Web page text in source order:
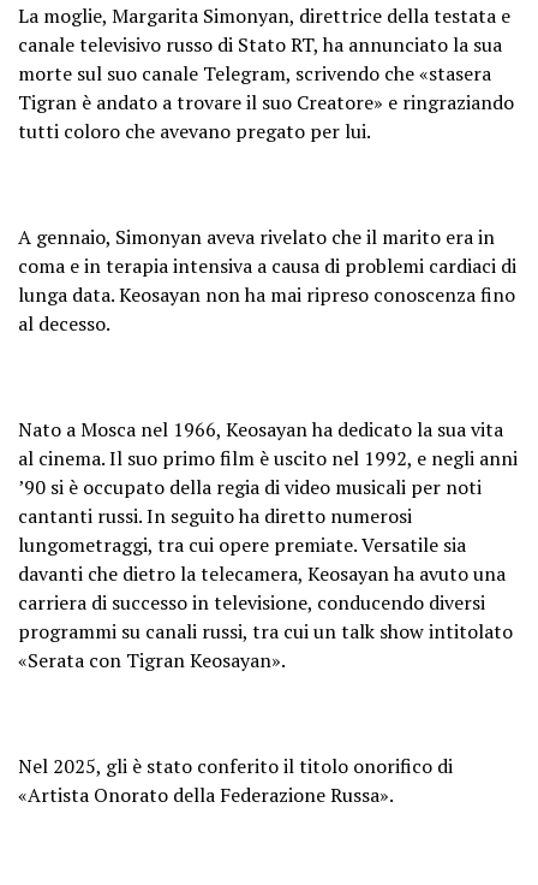
La moglie, Margarita Simonyan, direttrice della testata e
canale televisivo russo di Stato RT, ha annunciato la sua
morte sul suo canale Telegram, scrivendo che «stasera
Tigran è andato a trovare il suo Creatore» e ringraziando
tutti coloro che avevano pregato per lui.
A gennaio, Simonyan aveva rivelato che il marito era in
coma e in terapia intensiva a causa di problemi cardiaci di
lunga data. Keosayan non ha mai ripreso conoscenza fino
al decesso.
Nato a Mosca nel 1966, Keosayan ha dedicato la sua vita
al cinema. Il suo primo film è uscito nel 1992, e negli anni
’90 si è occupato della regia di video musicali per noti
cantanti russi. In seguito ha diretto numerosi
lungometraggi, tra cui opere premiate. Versatile sia
davanti che dietro la telecamera, Keosayan ha avuto una
carriera di successo in televisione, conducendo diversi
programmi su canali russi, tra cui un talk show intitolato
«Serata con Tigran Keosayan».
Nel 2025, gli è stato conferito il titolo onorifico di
«Artista Onorato della Federazione Russa».